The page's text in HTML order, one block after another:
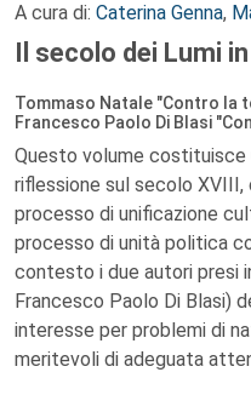
A cura di: Caterina Genna,
Il secolo dei Lumi
Tommaso Natale "Contro la
Francesco Paolo Di Blasi
Questo volume costituisce
riflessione sul secolo
processo di unificazione
processo di unità politica
contesto i due autori presi
Francesco Paolo Di Blasi)
interesse per problemi di
meritevoli di adeguata